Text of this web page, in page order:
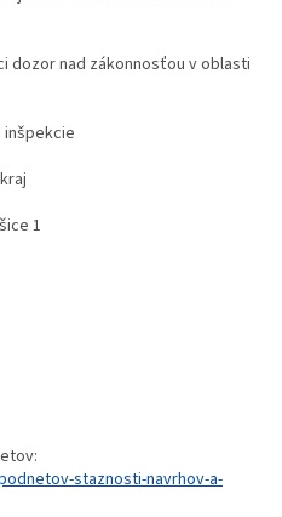
dozor nad zákonnosťou v oblasti
1
staznosti-navrhov-a-